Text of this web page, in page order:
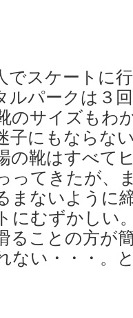
スケートに
パークは３
のサイズもわ
子にもならな
靴はすべて
ってきたが、
まないように
にむずかしい
ことの方が
ない・・・。